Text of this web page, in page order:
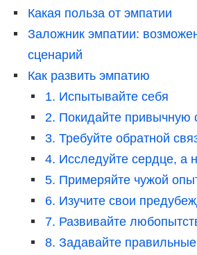
Какая польза от эмпатии
Заложник эмпатии:
сценарий
Как развить эмпатию
1. Испытывайте себя
2. Покидайте привычную
3. Требуйте обратной
4. Исследуйте сердце, а
5. Примеряйте чужой
6. Изучите свои
7. Развивайте
8. Задавайте